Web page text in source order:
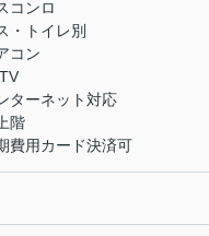
コンロ
・トイレ別
コン
ターネット対応
階
費用カード決済可